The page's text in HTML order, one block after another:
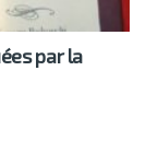
par la